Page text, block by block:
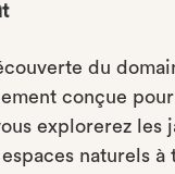
du
conçue
explorerez les
naturels à